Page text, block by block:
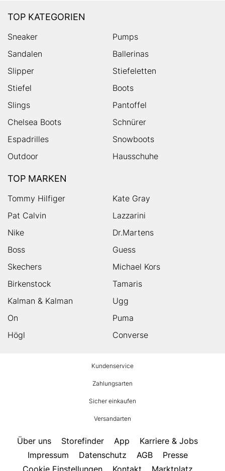
TOP KATEGORIEN
Sneaker
Pumps
Sandalen
Ballerinas
Slipper
Stiefeletten
Stiefel
Boots
Slings
Pantoffel
Chelsea Boots
Schnürer
Espadrilles
Snowboots
Outdoor
Hausschuhe
TOP MARKEN
Tommy Hilfiger
Kate Gray
Pat Calvin
Lazzarini
Nike
Dr.Martens
Boss
Guess
Skechers
Michael Kors
Birkenstock
Tamaris
Kalman & Kalman
Ugg
On
Puma
Högl
Converse
Kundenservice
Zahlungsarten
Sicher einkaufen
Versandarten
Über uns Storefinder App
Karriere & Jobs
Impressum
Datenschutz AGB
Presse
Cookie Einstellungen
Kontakt Marktplatz